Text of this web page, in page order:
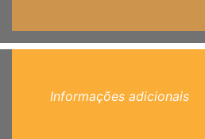
Informações adicionais